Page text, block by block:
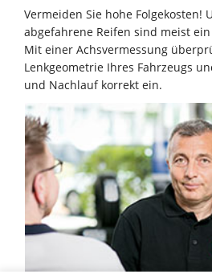
Vermeiden Sie hohe Folgekosten!
abgefahrene Reifen sind meist
Mit einer Achsvermessung
Lenkgeometrie Ihres Fahrzeugs
und Nachlauf korrekt ein.